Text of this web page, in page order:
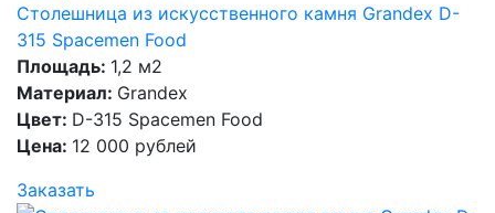
Столешница из искусственного камня Grandex D-
315 Spacemen Food
Площадь: 1,2 м2
Материал: Grandex
Цвет: D-315 Spacemen Food
Цена: 12 000 рублей
Заказать